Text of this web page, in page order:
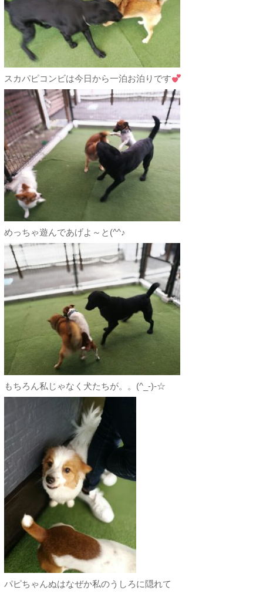
スカパピコンビは今日から一泊お泊りです
めっちゃ遊んであげよ～と(^^♪
もちろん私じゃなく犬たちが。。(^_-)-☆
パピちゃんぬはなぜか私のうしろに隠れて